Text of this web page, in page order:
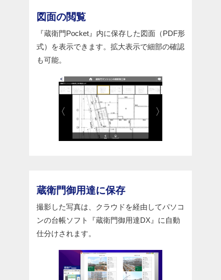
図面の閲覧
『蔵衛門Pocket』内に保存した図面（PDF形
式）を表示できます。拡大表示で細部の確認
も可能。
蔵衛門御用達に保存
撮影した写真は、クラウドを経由してパソコ
ンの台帳ソフト『蔵衛門御用達DX』に自動
仕分けされます。